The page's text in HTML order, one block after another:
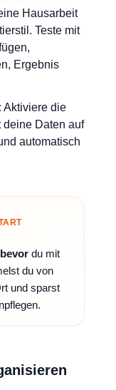
Hausarbeit
Teste mit
Ergebnis
Aktiviere die
Daten auf
automatisch
bevor du mit
du von
und sparst